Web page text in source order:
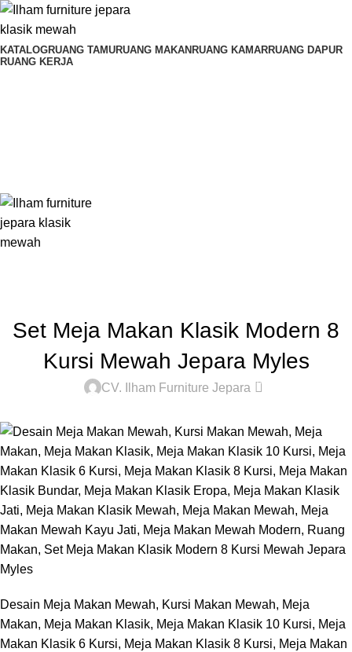
KATALOGRUANG TAMURUANG MAKAN RUANG KAMARRUANG DAPUR
RUANG KERJA
Set Meja Makan Klasik Modern 8
Kursi Mewah Jepara Myles
CV. Ilham Furniture Jepara 0
Desain Meja Makan Mewah, Kursi Makan Mewah, Meja
Makan, Meja Makan Klasik, Meja Makan Klasik 10 Kursi, Meja
Makan Klasik 6 Kursi, Meja Makan Klasik 8 Kursi, Meja Makan